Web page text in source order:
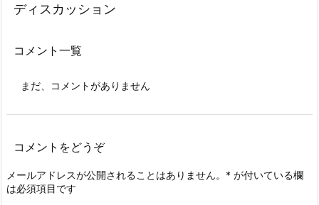
ディスカッション
コメント一覧
まだ、コメントがありません
コメントをどうぞ
メールアドレスが公開されることはありません。 * が付いている欄
は必須項目です